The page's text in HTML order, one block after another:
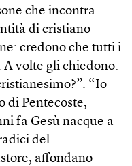
che incontra
di cristiano
credono che tutti i
volte gli chiedono:
“Io
di Pentecoste,
fa Gesù nacque a
del
affondano